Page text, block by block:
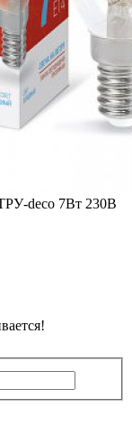
deco 7Вт 230В